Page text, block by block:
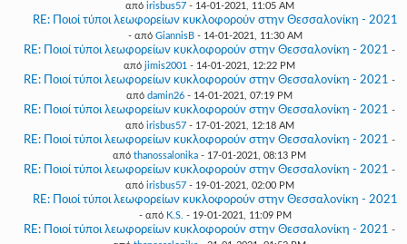
από irisbus57- 14-01-2021, 11:05 AM
RE: Ποιοί τύποι λεωφορείων κυκλοφορούν στην Θεσσαλονίκη - 2021
- από GiannisB - 14-01-2021, 11:30 AM
RE: Ποιοί τύποι λεωφορείων κυκλοφορούν στην Θεσσαλονίκη - 2021 -
από jimis2001 - 14-01-2021, 12:22 PM
RE: Ποιοί τύποι λεωφορείων κυκλοφορούν στην Θεσσαλονίκη - 2021 -
από damin26 - 14-01-2021, 07:19 PM
RE: Ποιοί τύποι λεωφορείων κυκλοφορούν στην Θεσσαλονίκη - 2021 -
από irisbus57- 17-01-2021, 12:18 AM
RE: Ποιοί τύποι λεωφορείων κυκλοφορούν στην Θεσσαλονίκη - 2021 -
από thanossalonika - 17-01-2021, 08:13 PM
RE: Ποιοί τύποι λεωφορείων κυκλοφορούν στην Θεσσαλονίκη - 2021 -
από irisbus57- 19-01-2021, 02:00 PM
RE: Ποιοί τύποι λεωφορείων κυκλοφορούν στην Θεσσαλονίκη - 2021
- από K.S. - 19-01-2021, 11:09 PM
RE: Ποιοί τύποι λεωφορείων κυκλοφορούν στην Θεσσαλονίκη - 2021 -